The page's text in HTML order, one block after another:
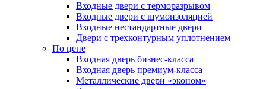
Входные двери с терморазрывом
Входные двери с шумоизоляцией
Входные нестандартные двери
Двери с трехконтурным уплотнением
По цене
Входная дверь бизнес-класса
Входная дверь премиум-класса
Металлические двери «эконом»